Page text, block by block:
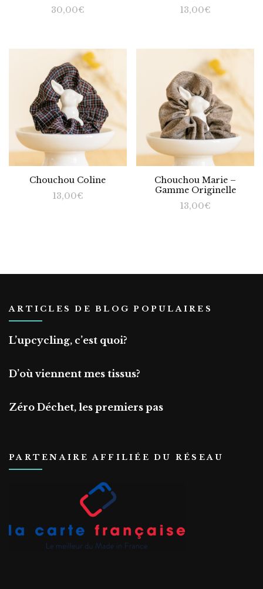
30,00€
13,00€
Chouchou Coline
13,00€
Chouchou Marie –
Gamme Originelle
13,00€
ARTICLES DE BLOG POPULAIRES
L’upcycling, c’est quoi?
D’où viennent mes tissus?
Zéro Déchet, les premiers pas
PARTENAIRE AFFILIÉE DU RÉSEAU